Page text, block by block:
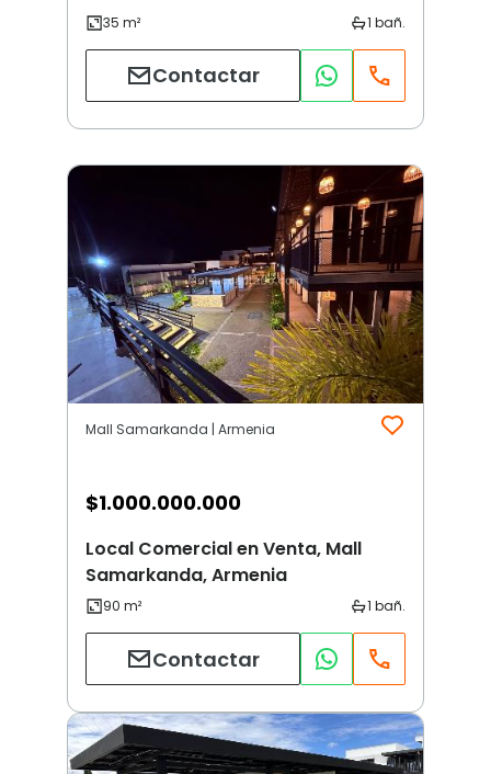
Contactar
Mall Samarkanda | Armenia
$1.000.000.000
Local Comercial en Venta, Mall
Samarkanda, Armenia
Contactar